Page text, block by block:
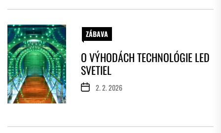
ZÁBAVA
O VÝHODÁCH TECHNOLÓGIE LED
SVETIEL
2. 2. 2026